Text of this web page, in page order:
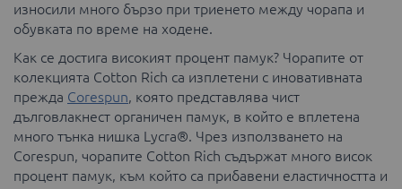
износили много бързо при триенето между чорапа и
обувката по време на ходене.
Как се достига високият процент памук? Чорапите от
колекцията Cotton Rich са изплетени с иновативната
преждa Corespun, която представлява чист
дълговлакнест органичен памук, в който е вплетена
много тънка нишка Lycra®. Чрез използването на
Corespun, чорапите Cotton Rich съдържат много висок
процент памук, към който са прибавени еластичността и